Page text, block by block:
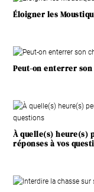
Éloigner les
Peut-on enterrer
À quelle(s) heure(s)
réponses à vos